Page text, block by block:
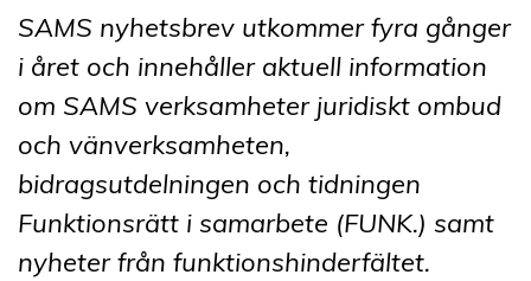
SAMS nyhetsbrev utkommer fyra gånger
i året och innehåller aktuell information
om SAMS verksamheter juridiskt ombud
och vänverksamheten,
bidragsutdelningen och tidningen
Funktionsrätt i samarbete (FUNK.) samt
nyheter från funktionshinderfältet.